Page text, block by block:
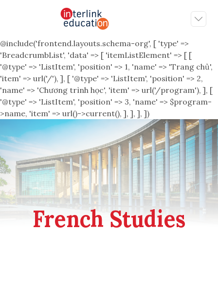
@include('frontend.layouts.schema-org', [ 'type' =>
'BreadcrumbList', 'data' => [ 'itemListElement' => [ [
'@type' => 'ListItem', 'position' => 1, 'name' => 'Trang chủ',
'item' => url('/'), ], [ '@type' => 'ListItem', 'position' => 2,
'name' => 'Chương trình học', 'item' => url('/program'), ], [
'@type' => 'ListItem', 'position' => 3, 'name' => $program-
>name, 'item' => url()->current(), ], ], ], ])
French Studies